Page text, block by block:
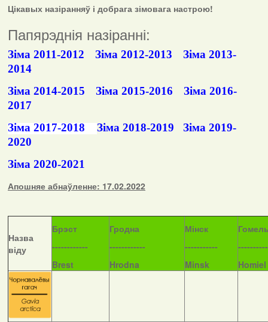
Цікавых назіранняў і добрага зімовага настрою!
Папярэднія назіранні:
Зіма 2011-2012 Зіма 2012-2013
Зіма 2013-
2014
Зіма 2014-2015
Зіма 2015-2016
Зіма 2016-
2017
Зіма 2017-2018
Зіма 2018-2019
Зіма 2019-
2020
Зіма 2020-2021
Апошняе абнаўленне: 17.02.2022
Назва
віду
Брэст
------------
Brest
Гродна
------------
Hrodna
Мінск
-----------
Minsk
Homiel